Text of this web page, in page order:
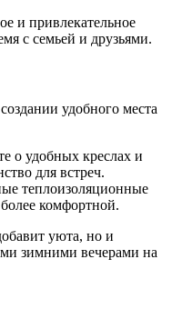
и привлекательное
с семьей и друзьями.
удобного места
о удобных креслах и
для встреч.
теплоизоляционные
комфортной.
уюта, но и
зимними вечерами на